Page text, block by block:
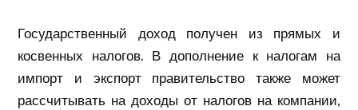
Государственный доход получен из прямых и
косвенных налогов. В дополнение к налогам на
импорт и экспорт правительство также может
рассчитывать на доходы от налогов на компании,